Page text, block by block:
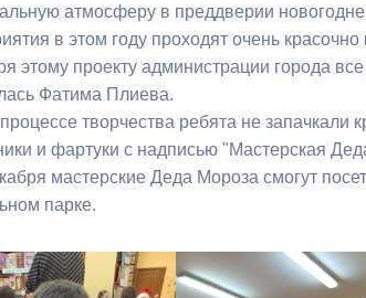
атмосферу в преддверии
в этом году проходят очень
этому проекту администрации города
Фатима Плиева.
творчества ребята не
и фартуки с надписью "Мастерская
мастерские Деда Мороза смогут
парке.